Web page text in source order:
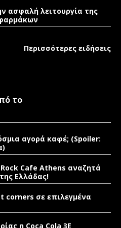
ασφαλή λειτουργία της
Περισσότερες ειδήσεις
το
αγορά καφέ; (Spoiler:
Cafe Athens αναζητά
Ελλάδας!
corners σε επιλεγμένα
η Coca Cola 3E